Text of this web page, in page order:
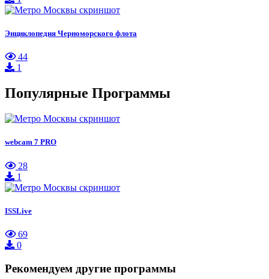
Энциклопедия Черноморского флота
44
1
Популярные Программы
webcam 7 PRO
28
1
ISSLive
69
0
Рекомендуем другие программы